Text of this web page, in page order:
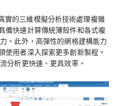
實的三維模擬分析技術處理複雜
備快速計算傳統薄殼件和各式複
。此外，高彈性的網格建構能力
使用者深入探索更多創新製程。
分析更快速、更具效率。